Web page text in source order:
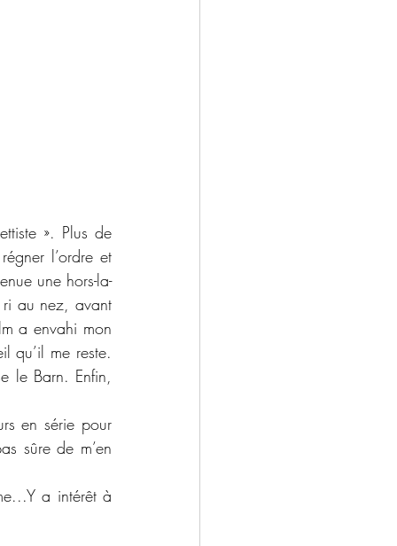
». Plus de
l’ordre et
une hors-la-
ri au nez, avant
a envahi mon
qu’il me reste.
le Barn. Enfin,
en série pour
sûre de m’en
a intérêt à